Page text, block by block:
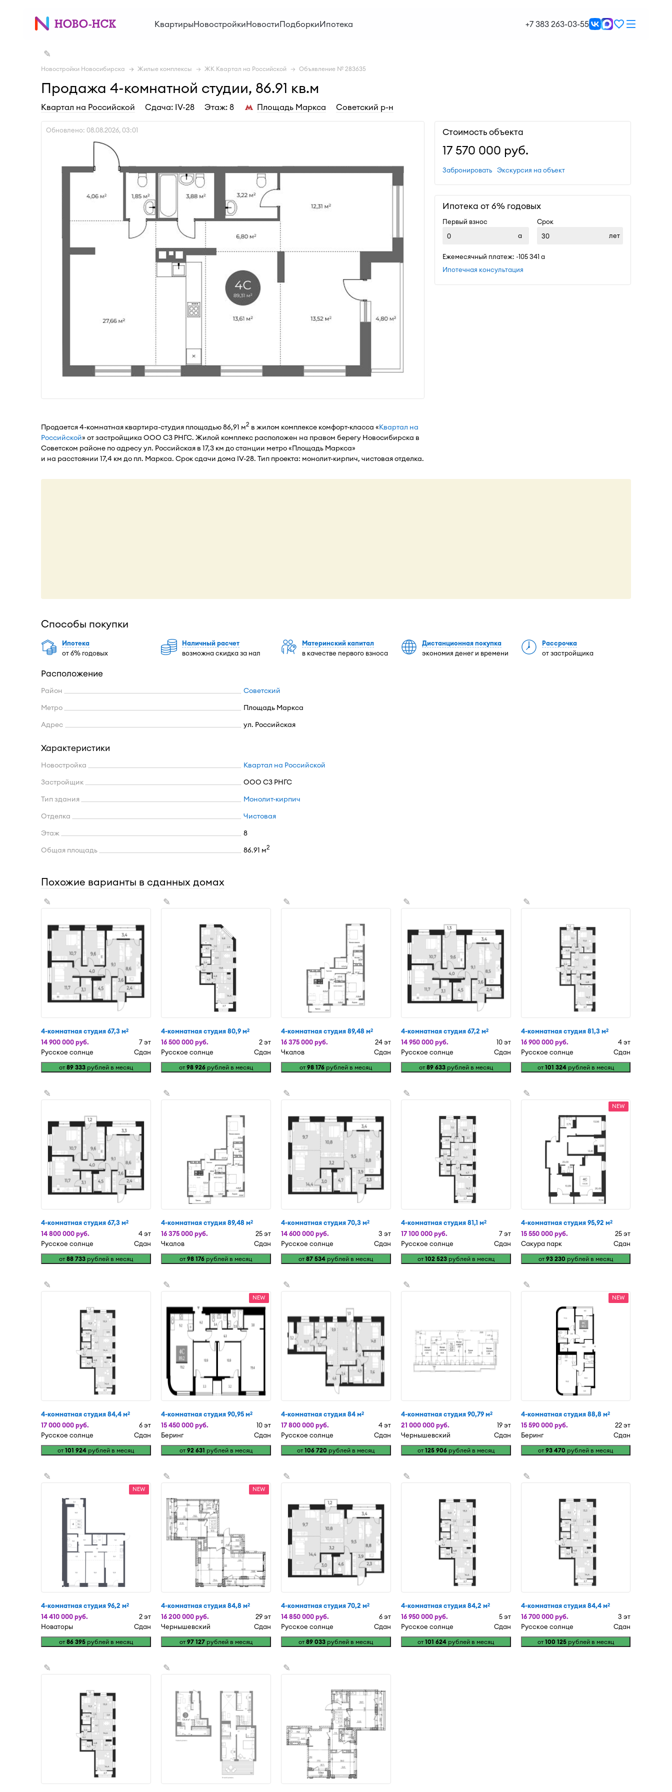
КвартирыНовостройкиНовостиПодборкиИпотека +7 383 263-03-55
✎
Новостройки Новосибирска Жилые комплексы ЖК Квартал на Российской Объявление № 283635
Продажа 4-комнатной студии, 86.91 кв.м
Квартал на Российской Cдача: IV-28 Этаж: 8 Площадь Маркса Советский р-н
Обновлено: 08.08.2026, 03:01 Стоимость объекта
17 570 000 руб.
Экскурсия на объект
Забронировать
Ипотека от 6% годовых
Первый взнос
Срок
лет
Ежемесячный платеж: ~105 341
Ипотечная консультация
Продается 4-комнатная квартира-студия площадью 86,91 м2 в жилом комплексе комфорт-класса «Квартал на
Российской» от застройщика ООО СЗ РНГС. Жилой комплекс расположен на правом берегу Новосибирска в
Советском районе по адресу ул. Российская в 17,3 км до станции метро «Площадь Маркса»
и на расстоянии 17,4 км до пл. Маркса. Срок сдачи дома IV-28. Тип проекта: монолит-кирпич, чистовая отделка.
Способы покупки
Ипотека
от 6% годовых
Наличный расчет
возможна скидка за нал
Материнский капитал
в качестве первого взноса
Дистанционная покупка
экономия денег и времени
Рассрочка
от застройщика
Расположение
Район
Советский
Метро
Площадь Маркса
Адрес
ул. Российская
Характеристики
Новостройка
Квартал на Российской
Застройщик
ООО СЗ РНГС
Тип здания
Монолит-кирпич
Отделка
Чистовая
Этаж
8
Общая площадь
86.91 м2
Похожие варианты в сданных домах
✎
4-комнатная студия 67,3 м2
14 900 000 руб.
7 эт
Русское солнце
Сдан
от 89 333рублей в месяц
✎
4-комнатная студия 80,9 м2
16 500 000 руб.
2 эт
Русское солнце
Сдан
от 98 926рублей в месяц
✎
4-комнатная студия 89,48 м2
16 375 000 руб.
24 эт
Чкалов
Сдан
от98 176 рублей в месяц
✎
4-комнатная студия 67,2 м2
14 950 000 руб.
10 эт
Русское солнце
Сдан
от 89 633рублей в месяц
✎
4-комнатная студия 81,3 м2
16 900 000 руб.
4 эт
Русское солнце
Сдан
от 101 324рублей в месяц
✎
4-комнатная студия 67,3 м2
14 800 000 руб.
4 эт
Русское солнце
Сдан
от 88 733рублей в месяц
✎
4-комнатная студия 89,48 м2
16 375 000 руб.
25 эт
Чкалов
Сдан
от98 176 рублей в месяц
✎
4-комнатная студия 70,3 м2
14 600 000 руб.
3 эт
Русское солнце
Сдан
от87 534 рублей в месяц
✎
4-комнатная студия 81,1 м2
17 100 000 руб.
7 эт
Русское солнце
Сдан
от 102 523рублей в месяц
✎
NEW
4-комнатная студия 95,92 м2
15 550 000 руб.
25 эт
Сакура парк
Сдан
от 93 230 рублей в месяц
✎
4-комнатная студия 84,4 м2
17 000 000 руб.
6 эт
Русское солнце
Сдан
от101 924 рублей в месяц
✎
NEW
4-комнатная студия 90,95 м2
15 450 000 руб.
10 эт
Беринг
Сдан
от 92 631 рублей в месяц
✎
4-комнатная студия 84 м2
17 800 000 руб.
4 эт
Русское солнце
Сдан
от106 720 рублей в месяц
✎
4-комнатная студия 90,79 м2
21 000 000 руб.
19 эт
Чернышевский
Сдан
от 125 906рублей в месяц
✎
NEW
4-комнатная студия 88,8 м2
15 590 000 руб.
22 эт
Беринг
Сдан
от93 470 рублей в месяц
✎
NEW
4-комнатная студия 96,2 м2
14 410 000 руб.
2 эт
Новаторы
Сдан
от 86 395рублей в месяц
✎
NEW
4-комнатная студия 84,8 м2
16 200 000 руб.
29 эт
Чернышевский
Сдан
от 97 127рублей в месяц
✎
4-комнатная студия 70,2 м2
14 850 000 руб.
6 эт
Русское солнце
Сдан
от89 033 рублей в месяц
✎
4-комнатная студия 84,2 м2
16 950 000 руб.
5 эт
Русское солнце
Сдан
от101 624 рублей в месяц
✎
4-комнатная студия 84,4 м2
16 700 000 руб.
3 эт
Русское солнце
Сдан
от 100 125рублей в месяц
✎ ✎ ✎